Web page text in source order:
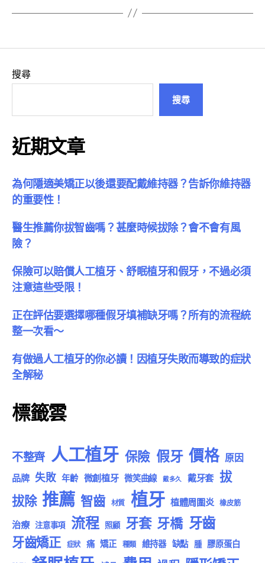
搜尋
搜尋
近期文章
為何隱適美矯正以後還要配戴維持器？告訴你維持器
的重要性！
醫生推薦你拔智齒嗎？甚麼時候拔除？會不會有風
險？
保險可以賠償人工植牙、舒眠植牙和假牙，不過必須
注意這些受限！
正在評估要選擇哪種假牙填補缺牙嗎？所有的流程統
整一次看～
有做過人工植牙的你必讀！因植牙失敗而導致的症狀
全解秘
標籤雲
不整齊 人工植牙 保險 假牙 價格 原因
品牌 失敗 年齡 微創植牙 微笑曲線 戴多久 戴牙套 拔
拔除 推薦 智齒 材質 植牙 植體周圍炎 橡皮筋
治療 注意事項 流程 照顧 牙套 牙橋 牙齒
牙齒矯正 症狀 痛 矯正 種類 維持器 缺點 腫 膠原蛋白